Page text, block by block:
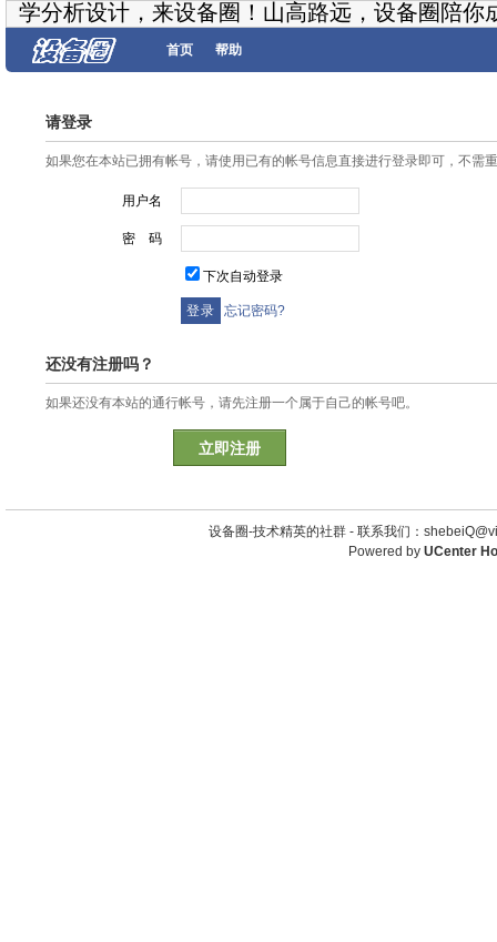
学分析设计，来设备圈！山高路远，设备圈陪你
首页 帮助
请登录
如果您在本站已拥有帐号，请使用已有的帐号信息直接进行登录即可，不需
用户名
密 码
下次自动登录
忘记密码?
还没有注册吗？
如果还没有本站的通行帐号，请先注册一个属于自己的帐号吧。
立即注册
设备圈-技术精英的社群 - 联系我们：
Powered by UCenter